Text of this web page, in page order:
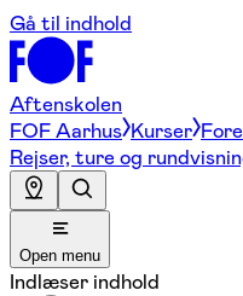
Gå til indhold
Aftenskolen
FOF Aarhus Kurser
Rejser, ture og
Open menu
Indlæser indhold